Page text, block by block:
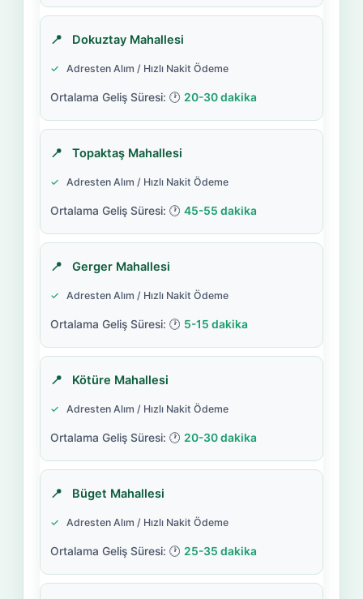
Dokuztay Mahallesi
Adresten Alım / Hızlı Nakit Ödeme
20-30 dakika
Topaktaş Mahallesi
Adresten Alım / Hızlı Nakit Ödeme
45-55 dakika
Gerger Mahallesi
Adresten Alım / Hızlı Nakit Ödeme
5-15 dakika
Kötüre Mahallesi
Adresten Alım / Hızlı Nakit Ödeme
20-30 dakika
Büget Mahallesi
Adresten Alım / Hızlı Nakit Ödeme
25-35 dakika